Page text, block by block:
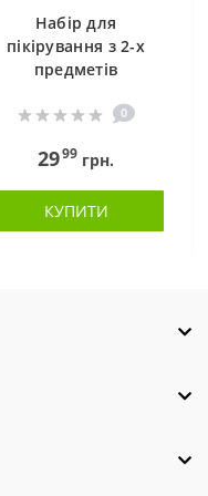
Набір для
пікірування з 2-х
предметів
0
2999 грн.
КУПИТИ